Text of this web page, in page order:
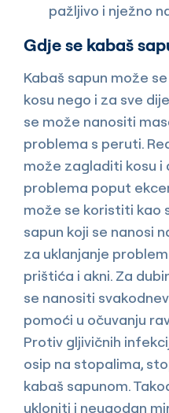
pažljivo i nježno
Gdje se kabaš
Kabaš sapun može
kosu nego i za sve
se može nanositi
problema s peruti.
može zagladiti kosu i
problema poput
može se koristiti kao
sapun koji se nanosi
za uklanjanje
prištića i akni. Za
se nanositi
pomoći u očuvanju
Protiv gljivičnih
osip na stopalima,
kabaš sapunom.
ukloniti i neugodan